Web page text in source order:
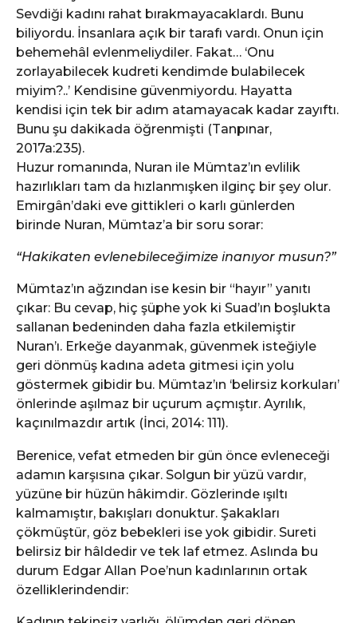
Sevdiği kadını rahat bırakmayacaklardı. Bunu
biliyordu. İnsanlara açık bir tarafı vardı. Onun için
behemehâl evlenmeliydiler. Fakat… ‘Onu
zorlayabilecek kudreti kendimde bulabilecek
miyim?..’ Kendisine güvenmiyordu. Hayatta
kendisi için tek bir adım atamayacak kadar zayıftı.
Bunu şu dakikada öğrenmişti (Tanpınar,
2017a:235).
Huzur romanında, Nuran ile Mümtaz’ın evlilik
hazırlıkları tam da hızlanmışken ilginç bir şey olur.
Emirgân’daki eve gittikleri o karlı günlerden
birinde Nuran, Mümtaz’a bir soru sorar:
“Hakikaten evlenebileceğimize inanıyor musun?”
Mümtaz’ın ağzından ise kesin bir “hayır” yanıtı
çıkar: Bu cevap, hiç şüphe yok ki Suad’ın boşlukta
sallanan bedeninden daha fazla etkilemiştir
Nuran’ı. Erkeğe dayanmak, güvenmek isteğiyle
geri dönmüş kadına adeta gitmesi için yolu
göstermek gibidir bu. Mümtaz’ın ‘belirsiz korkuları’
önlerinde aşılmaz bir uçurum açmıştır. Ayrılık,
kaçınılmazdır artık (İnci, 2014: 111).
Berenice, vefat etmeden bir gün önce evleneceği
adamın karşısına çıkar. Solgun bir yüzü vardır,
yüzüne bir hüzün hâkimdir. Gözlerinde ışıltı
kalmamıştır, bakışları donuktur. Şakakları
çökmüştür, göz bebekleri ise yok gibidir. Sureti
belirsiz bir hâldedir ve tek laf etmez. Aslında bu
durum Edgar Allan Poe’nun kadınlarının ortak
özelliklerindendir: